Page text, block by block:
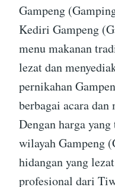
Gampeng
Kediri Gampeng
menu makanan
lezat dan
pernikahan
berbagai acara
Dengan harga
wilayah Gampeng
hidangan yang
profesional dari